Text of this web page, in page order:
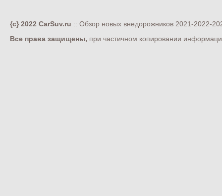
{c} 2022 CarSuv.ru :: Обзор новых внедорожников 2021-2022-
Все права защищены, при частичном копировании